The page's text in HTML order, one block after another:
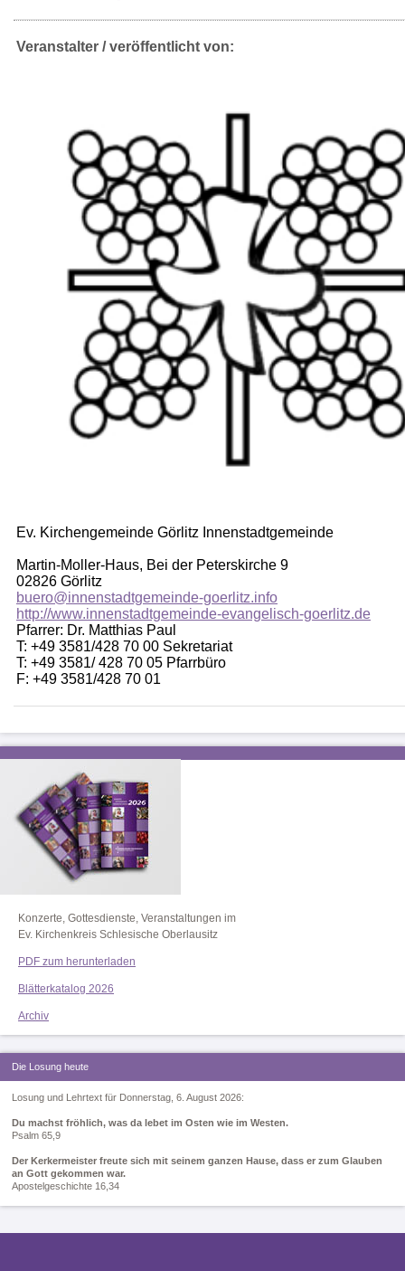
Veranstalter / veröffentlicht von:
Ev. Kirchengemeinde Görlitz Innenstadtgemeinde
Martin-Moller-Haus, Bei der Peterskirche 9
02826 Görlitz
buero@innenstadtgemeinde-goerlitz.info
http://www.innenstadtgemeinde-evangelisch-goerlitz.de
Pfarrer: Dr. Matthias Paul
T: +49 3581/428 70 00 Sekretariat
T: +49 3581/ 428 70 05 Pfarrbüro
F: +49 3581/428 70 01
Konzerte, Gottesdienste, Veranstaltungen im
Ev. Kirchenkreis Schlesische Oberlausitz
PDF zum herunterladen
Blätterkatalog 2026
Archiv
Die Losung heute
Losung und Lehrtext für Donnerstag, 6. August 2026:
Du machst fröhlich, was da lebet im Osten wie im Westen.
Psalm 65,9
Der Kerkermeister freute sich mit seinem ganzen Hause, dass er zum Glauben
an Gott gekommen war.
Apostelgeschichte 16,34